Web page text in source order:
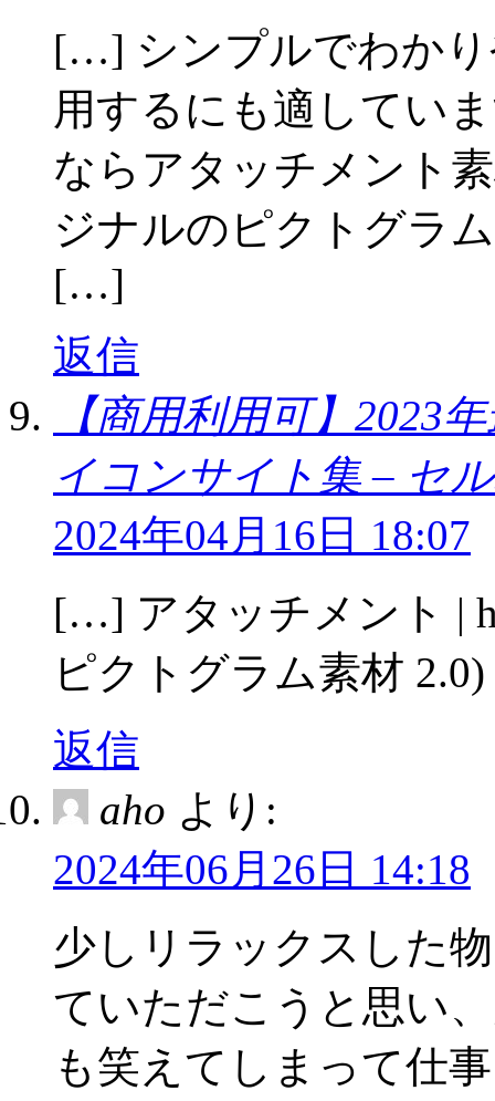
[…] シンプルでわか
用するにも適してい
ならアタッチメント
ジナルのピクトグラ
[…]
返信
【商用利用可】2023
イコンサイト集 – セ
2024年04月16日 18:07
[…] アタッチメント |
ピクトグラム素材
返信
aho より:
2024年06月26日 14:18
少しリラックスした
ていただこうと思い
も笑えてしまって仕